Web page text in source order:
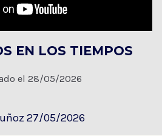
EN LOS TIEMPOS
el 28/05/2026
27/05/2026